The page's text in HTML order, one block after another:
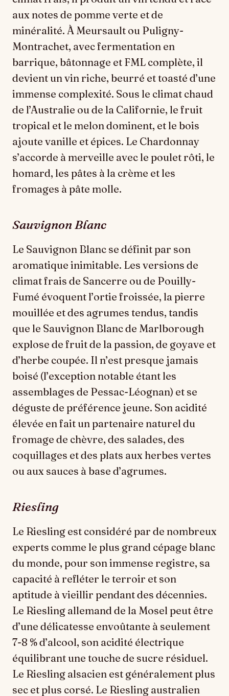
aux notes de pomme verte et de
minéralité. À Meursault ou Puligny-
Montrachet, avec fermentation en
barrique, bâtonnage et FML complète, il
devient un vin riche, beurré et toasté d’une
immense complexité. Sous le climat chaud
de l’Australie ou de la Californie, le fruit
tropical et le melon dominent, et le bois
ajoute vanille et épices. Le Chardonnay
s’accorde à merveille avec le poulet rôti, le
homard, les pâtes à la crème et les
fromages à pâte molle.
Sauvignon Blanc
Le Sauvignon Blanc se définit par son
aromatique inimitable. Les versions de
climat frais de Sancerre ou de Pouilly-
Fumé évoquent l’ortie froissée, la pierre
mouillée et des agrumes tendus, tandis
que le Sauvignon Blanc de Marlborough
explose de fruit de la passion, de goyave et
d’herbe coupée. Il n’est presque jamais
boisé (l’exception notable étant les
assemblages de Pessac-Léognan) et se
déguste de préférence jeune. Son acidité
élevée en fait un partenaire naturel du
fromage de chèvre, des salades, des
coquillages et des plats aux herbes vertes
ou aux sauces à base d’agrumes.
Riesling
Le Riesling est considéré par de nombreux
experts comme le plus grand cépage blanc
du monde, pour son immense registre, sa
capacité à refléter le terroir et son
aptitude à vieillir pendant des décennies.
Le Riesling allemand de la Mosel peut être
d’une délicatesse envoûtante à seulement
7-8 % d’alcool, son acidité électrique
équilibrant une touche de sucre résiduel.
Le Riesling alsacien est généralement plus
sec et plus corsé. Le Riesling australien